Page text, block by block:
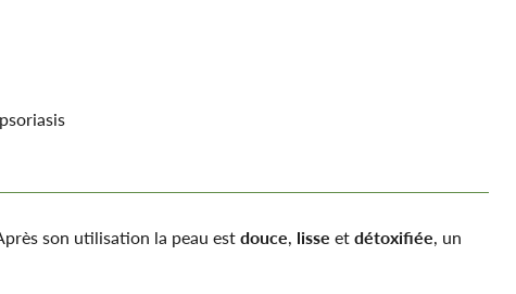
son utilisation la peau estdouce, lisse etdétoxifiée, un